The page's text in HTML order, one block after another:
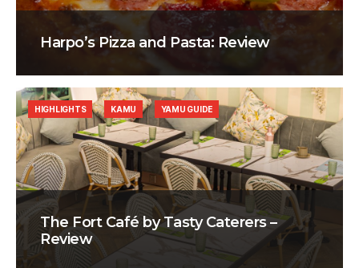
Harpo’s Pizza and Pasta: Review
The Fort Café by Tasty Caterers –
Review
HIGHLIGHTS KAMU YAMU GUIDE